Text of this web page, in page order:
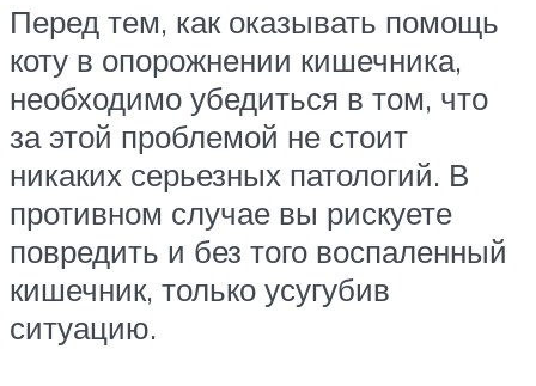
Перед тем, как оказывать помощь
коту в опорожнении кишечника,
необходимо убедиться в том, что
за этой проблемой не стоит
никаких серьезных патологий. В
противном случае вы рискуете
повредить и без того воспаленный
кишечник, только усугубив
ситуацию.